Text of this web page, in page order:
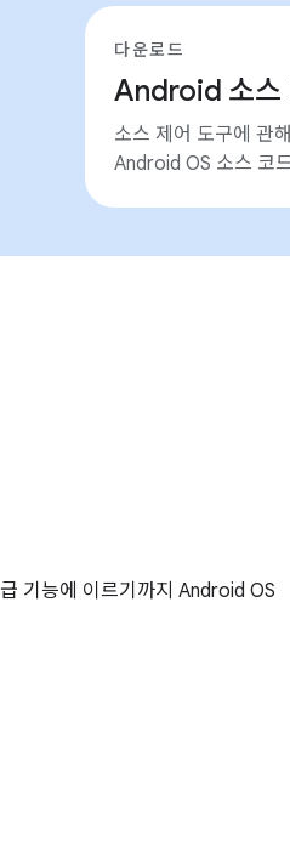
다운로드
Android 소스
소스 제어 도구에 관
Android OS 소스 코
기능에 이르기까지 Android OS